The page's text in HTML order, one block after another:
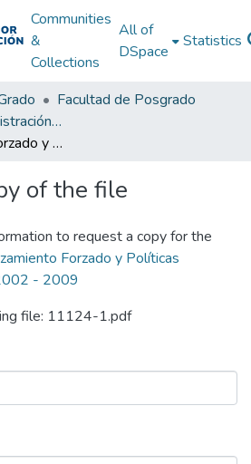
Communities
&
Collections
All of
DSpace
Statistics
Facultad de Posgrado
Maestría en Administración Pública
Desplazamiento Forzado y Políticas Públicas: Caso Neiva 2002 - 2009
of the file
to request a copy for the
Forzado y Políticas
- 2009
file: 11124-1.pdf